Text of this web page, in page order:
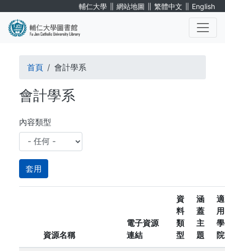
輔仁大學 ∥ 網站地圖 ∥ 繁體中文 ∥ English
導
航
連
結
首頁 會計學系
會計學系
內容類型
資源名稱
電子資源
連結
資
料
類
型
涵
蓋
主
題
適
用
學
院